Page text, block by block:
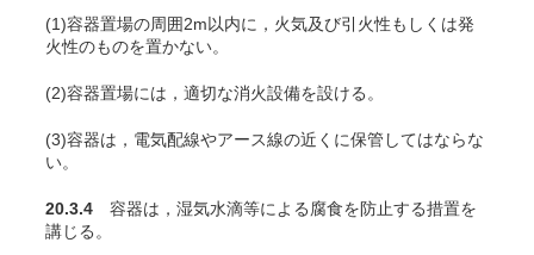
(1)容器置場の周囲2m以内に，火気及び引火性もしくは発
火性のものを置かない。
(2)容器置場には，適切な消火設備を設ける。
(3)容器は，電気配線やアース線の近くに保管してはならな
い。
20.3.4 容器は，湿気水滴等による腐食を防止する措置を
講じる。